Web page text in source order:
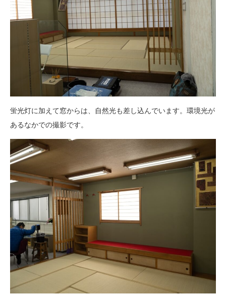
蛍光灯に加えて窓からは、自然光も差し込んでいます。環境光が
あるなかでの撮影です。